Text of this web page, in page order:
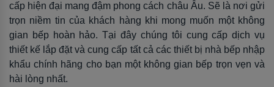
cấp hiện đại mang đậm phong cách châu Âu. Sẽ là nơi gửi
trọn niềm tin của khách hàng khi mong muốn một không
gian bếp hoàn hảo. Tại đây chúng tôi cung cấp dịch vụ
thiết kế lắp đặt và cung cấp tất cả các thiết bị nhà bếp nhập
khẩu chính hãng cho bạn một không gian bếp trọn vẹn và
hài lòng nhất.